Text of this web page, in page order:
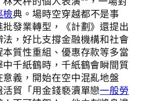
檢典。場時空穿越都不是事
批發業轉型，《計劃》還提出
，好比支撐金融機構和社會
質性重組、優惠存款等多當
千紙鶴時，千紙鶴會瞬間質
義，開始在空中混亂地盤
貿「用金錢褻瀆單戀一般勞